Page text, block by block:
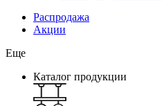
Распродажа
Акции
Еще
Каталог продукции